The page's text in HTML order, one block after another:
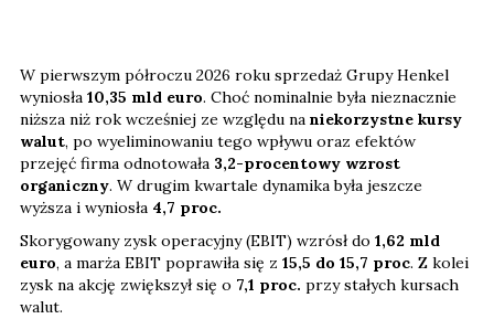
W pierwszym półroczu 2026 roku sprzedaż Grupy Henkel
wyniosła 10,35 mld euro. Choć nominalnie była nieznacznie
niższa niż rok wcześniej ze względu na niekorzystne kursy
walut, po wyeliminowaniu tego wpływu oraz efektów
przejęć firma odnotowała 3,2-procentowy wzrost
organiczny. W drugim kwartale dynamika była jeszcze
wyższa i wyniosła 4,7 proc.
Skorygowany zysk operacyjny (EBIT) wzrósł do 1,62 mld
euro, a marża EBIT poprawiła się z 15,5 do 15,7 proc. Z kolei
zysk na akcję zwiększył się o 7,1 proc. przy stałych kursach
walut.